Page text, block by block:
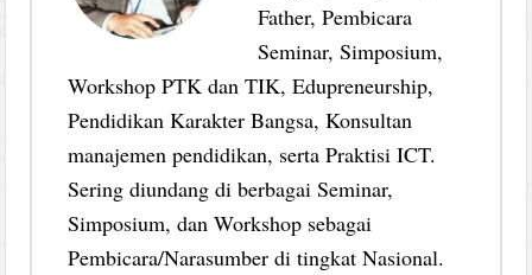
Father, Pembicara
Seminar, Simposium,
Workshop PTK dan TIK, Edupreneurship,
Pendidikan Karakter Bangsa, Konsultan
manajemen pendidikan, serta Praktisi ICT.
Sering diundang di berbagai Seminar,
Simposium, dan Workshop sebagai
Pembicara/Narasumber di tingkat Nasional.